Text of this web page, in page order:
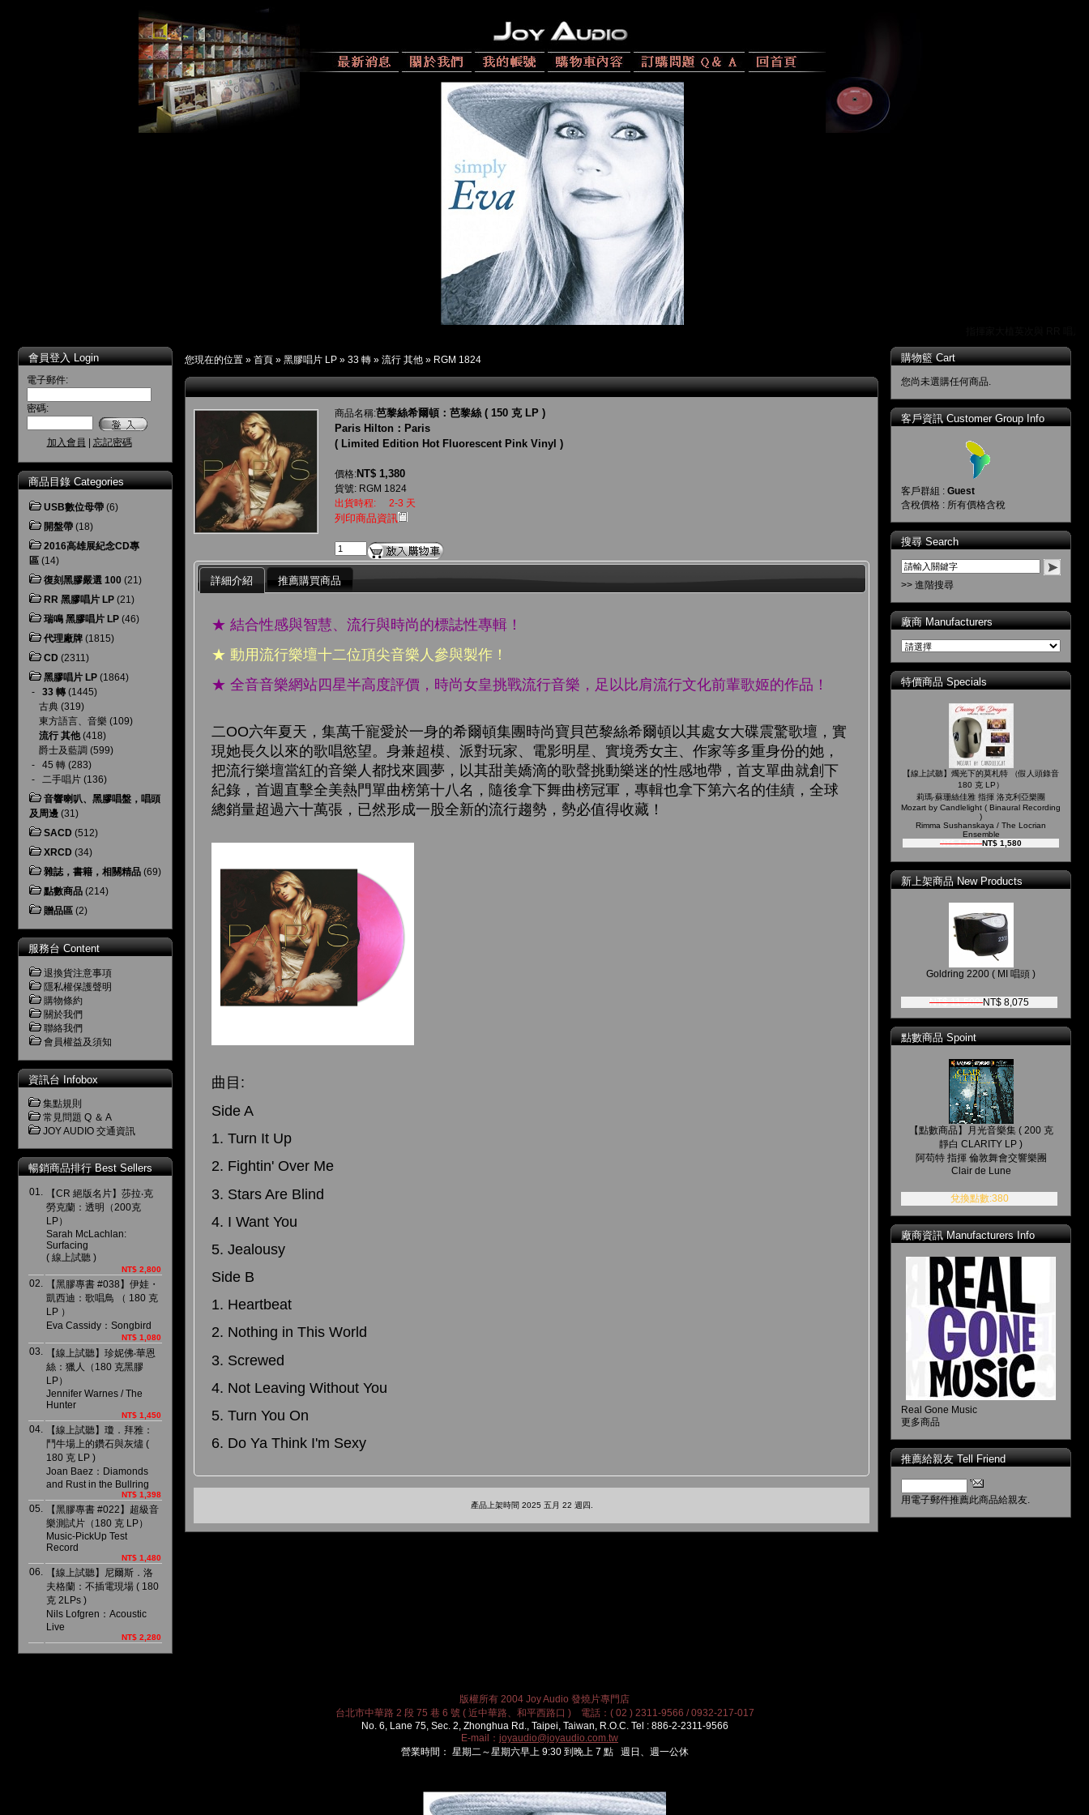
會員登入 Login
電子郵件:
密碼:
加入會員 忘記密碼
商品目錄 Categories
USB數位母帶 (6)
開盤帶 (18)
2016高雄展紀念CD專
區 (14)
復刻黑膠嚴選 100 (21)
RR 黑膠唱片 LP (21)
瑞鳴 黑膠唱片 LP (46)
代理廠牌 (1815)
CD (2311)
黑膠唱片 LP (1864)
- 33 轉 (1445)
古典 (319)
東方語言、音樂 (109)
流行 其他(418)
爵士及藍調 (599)
- 45 轉 (283)
- 二手唱片 (136)
音響喇叭、黑膠唱盤，唱頭
及周邊 (31)
SACD (512)
XRCD (34)
雜誌，書籍，相關精品 (69)
點數商品 (214)
贈品區 (2)
服務台 Content
退換貨注意事項
隱私權保護聲明
購物條約
關於我們
聯絡我們
會員權益及須知
資訊台 Infobox
集點規則
常見問題 Q ＆ A
JOY AUDIO 交通資訊
暢銷商品排行 Best Sellers
01.
【CR 絕版名片】莎拉‧克
勞克蘭：透明（200克
LP）
Sarah McLachlan:
Surfacing
( 線上試聽 )
NT$ 2,800
02.
【黑膠專書 #038】伊娃・
凱西迪：歌唱鳥 （ 180 克
LP ）
Eva Cassidy：Songbird
NT$ 1,080
03.
【線上試聽】珍妮佛‧華恩
絲：獵人（180 克黑膠
LP）
Jennifer Warnes / The
Hunter
NT$ 1,450
04.
【線上試聽】瓊．拜雅：
鬥牛場上的鑽石與灰燼 (
180 克 LP )
Joan Baez：Diamonds
and Rust in the Bullring
NT$ 1,398
05.
【黑膠專書 #022】超級音
樂測試片（180 克 LP）
Music-PickUp Test
Record
NT$ 1,480
06.
【線上試聽】尼爾斯．洛
夫格蘭：不插電現場 ( 180
克 2LPs )
Nils Lofgren：Acoustic
Live
NT$ 2,280
您現在的位置 » 首頁 » 黑膠唱片 LP » 33 轉 » 流行 其他 » RGM 1824
商品名稱:芭黎絲希爾頓：芭黎絲 ( 150 克 LP )
Paris Hilton：Paris
( Limited Edition Hot Fluorescent Pink Vinyl )
價格:NT$ 1,380
貨號: RGM 1824
出貨時程:
2-3 天
列印商品資訊
詳細介紹 推薦購買商品
★ 結合性感與智慧、流行與時尚的標誌性專輯！
★ 動用流行樂壇十二位頂尖音樂人參與製作！
★ 全音音樂網站四星半高度評價，時尚女皇挑戰流行音樂，足以比肩流行文化前輩歌姬的作品！
二OO六年夏天，集萬千寵愛於一身的希爾頓集團時尚寶貝芭黎絲希爾頓以其處女大碟震驚歌壇，實
現她長久以來的歌唱慾望。身兼超模、派對玩家、電影明星、實境秀女主、作家等多重身份的她，
把流行樂壇當紅的音樂人都找來圓夢，以其甜美嬌滴的歌聲挑動樂迷的性感地帶，首支單曲就創下
紀錄，首週直擊全美熱門單曲榜第十八名，隨後拿下舞曲榜冠軍，專輯也拿下第六名的佳績，全球
總銷量超過六十萬張，已然形成一股全新的流行趨勢，勢必值得收藏！
曲目:
Side A
1. Turn It Up
2. Fightin' Over Me
3. Stars Are Blind
4. I Want You
5. Jealousy
Side B
1. Heartbeat
2. Nothing in This World
3. Screwed
4. Not Leaving Without You
5. Turn You On
6. Do Ya Think I'm Sexy
產品上架時間 2025 五月 22 週四.
購物籃 Cart
您尚未選購任何商品.
客戶資訊 Customer Group Info
客戶群組 : Guest
含稅價格 : 所有價格含稅
搜尋 Search
>> 進階搜尋
廠商 Manufacturers
特價商品 Specials
【線上試聽】燭光下的莫札特 （假人頭錄音
180 克 LP）
莉瑪‧蘇珊絲佳雅 指揮 洛克利亞樂團
Mozart by Candlelight ( Binaural Recording
)
Rimma Sushanskaya / The Locrian
Ensemble
NT$ 1,700NT$ 1,580
新上架商品 New Products
Goldring 2200 ( MI 唱頭 )
NT$ 11,500NT$ 8,075
點數商品 Spoint
【點數商品】月光音樂集 ( 200 克
靜白 CLARITY LP )
阿苟特 指揮 倫敦舞會交響樂團
Clair de Lune
兌換點數:380
廠商資訊 Manufacturers Info
Real Gone Music
更多商品
推薦給親友 Tell Friend
用電子郵件推薦此商品給親友.
版權所有 2004 Joy Audio 發燒片專門店
台北市中華路 2 段 75 巷 6 號 ( 近中華路、和平西路口 ) 電話：( 02 ) 2311-9566 / 0932-217-017
No. 6, Lane 75, Sec. 2, Zhonghua Rd., Taipei, Taiwan, R.O.C. Tel : 886-2-2311-9566
E-mail： joyaudio@joyaudio.com.tw
營業時間： 星期二～星期六早上 9:30 到晚上 7 點 週日、週一公休